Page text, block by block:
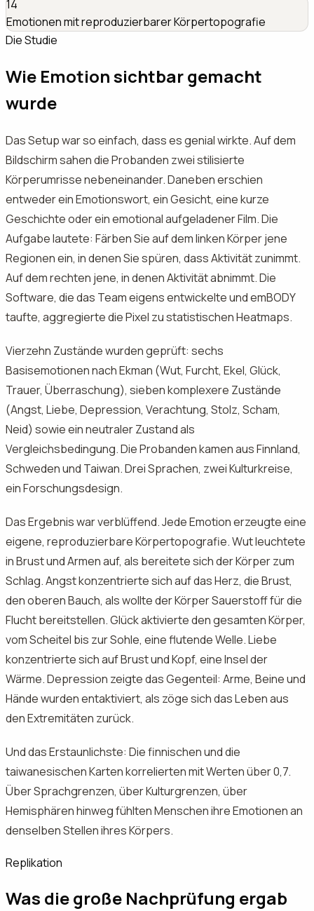
14
Emotionen mit reproduzierbarer Körpertopografie
Die Studie
Wie Emotion sichtbar gemacht
wurde
Das Setup war so einfach, dass es genial wirkte. Auf dem
Bildschirm sahen die Probanden zwei stilisierte
Körperumrisse nebeneinander. Daneben erschien
entweder ein Emotionswort, ein Gesicht, eine kurze
Geschichte oder ein emotional aufgeladener Film. Die
Aufgabe lautete: Färben Sie auf dem linken Körper jene
Regionen ein, in denen Sie spüren, dass Aktivität zunimmt.
Auf dem rechten jene, in denen Aktivität abnimmt. Die
Software, die das Team eigens entwickelte und emBODY
taufte, aggregierte die Pixel zu statistischen Heatmaps.
Vierzehn Zustände wurden geprüft: sechs
Basisemotionen nach Ekman (Wut, Furcht, Ekel, Glück,
Trauer, Überraschung), sieben komplexere Zustände
(Angst, Liebe, Depression, Verachtung, Stolz, Scham,
Neid) sowie ein neutraler Zustand als
Vergleichsbedingung. Die Probanden kamen aus Finnland,
Schweden und Taiwan. Drei Sprachen, zwei Kulturkreise,
ein Forschungsdesign.
Das Ergebnis war verblüffend. Jede Emotion erzeugte eine
eigene, reproduzierbare Körpertopografie. Wut leuchtete
in Brust und Armen auf, als bereitete sich der Körper zum
Schlag. Angst konzentrierte sich auf das Herz, die Brust,
den oberen Bauch, als wollte der Körper Sauerstoff für die
Flucht bereitstellen. Glück aktivierte den gesamten Körper,
vom Scheitel bis zur Sohle, eine flutende Welle. Liebe
konzentrierte sich auf Brust und Kopf, eine Insel der
Wärme. Depression zeigte das Gegenteil: Arme, Beine und
Hände wurden entaktiviert, als zöge sich das Leben aus
den Extremitäten zurück.
Und das Erstaunlichste: Die finnischen und die
taiwanesischen Karten korrelierten mit Werten über 0,7.
Über Sprachgrenzen, über Kulturgrenzen, über
Hemisphären hinweg fühlten Menschen ihre Emotionen an
denselben Stellen ihres Körpers.
Replikation
Was die große Nachprüfung ergab